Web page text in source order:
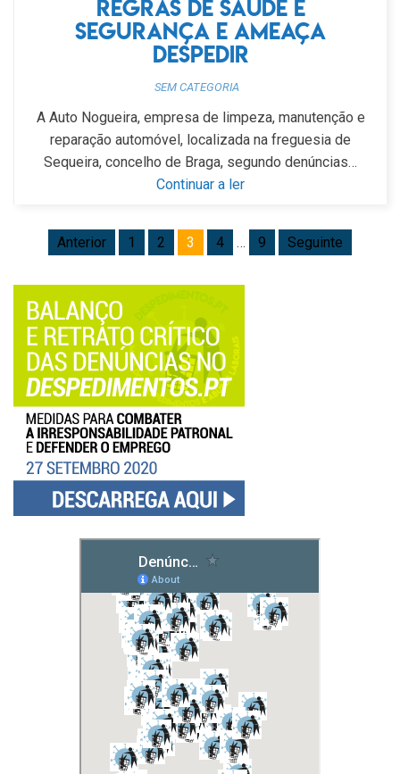
regras de saúde e
segurança e ameaça
despedir
SEM CATEGORIA
A Auto Nogueira, empresa de limpeza, manutenção e
reparação automóvel, localizada na freguesia de
Sequeira, concelho de Braga, segundo denúncias…
Continuar a ler
Navegação de artigos
Anterior 1 2 3 4 … 9 Seguinte